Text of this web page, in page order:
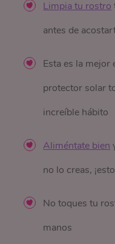
Limpia tu rostro
antes de
Esta es la mejor
protector solar
increíble hábito
Aliméntate bien
no lo creas,
No toques tu
manos